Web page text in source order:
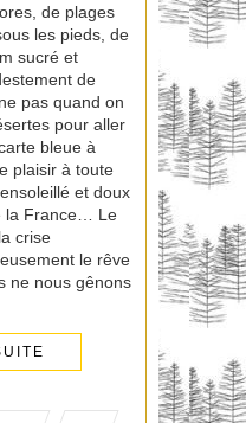
de plages
les pieds, de
sucré et
de
pas quand on
pour aller
bleue à
plaisir à toute
et doux
la France… Le
crise
le rêve
ne nous gênons